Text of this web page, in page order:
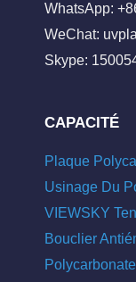
WhatsApp:
WeChat:
Skype:
CAPACITÉ
Plaque
Usinage Du
VIEWSKY
Bouclier